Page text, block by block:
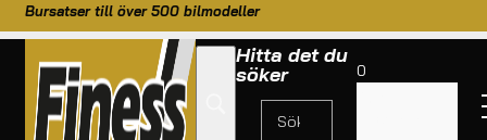
Bursatser till över 500 bilmodeller
Hitta det du
söker
0
HEM TILL BILEN /RUTOR GLAS/PLAST BAKRUTA VOLVO 940